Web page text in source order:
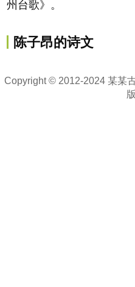
州台歌》。
陈子昂的诗文
Copyright © 2012-2024 某某